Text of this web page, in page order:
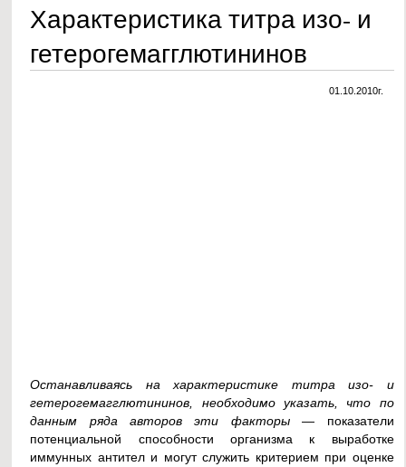
Характеристика титра изо- и
гетерогемагглютининов
01.10.2010г.
Останавливаясь на характеристике титра изо- и
гетерогемагглютининов, необходимо указать, что по
данным ряда авторов эти факторы— показатели
потенциальной способности организма к выработке
иммунных антител и могут служить критерием при оценке